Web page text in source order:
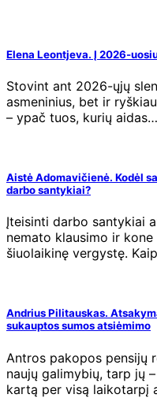
Elena Leontjeva. Į 2026-
Stovint ant 2026-ųjų
asmeninius, bet ir
– ypač tuos, kurių aidas…
Aistė Adomavičienė. Kodėl
darbo santykiai?
Įteisinti darbo santykiai
nemato klausimo ir
šiuolaikinę vergystę.
Andrius Pilitauskas.
sukauptos sumos atsiėmimo
Antros pakopos pensijų
naujų galimybių, tarp jų
kartą per visą laikotarpį